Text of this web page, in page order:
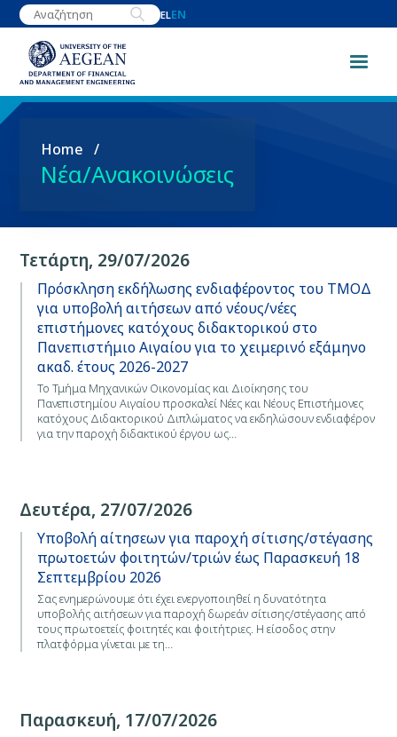
Skip
to
content
ELEN
Breadcrumb
Home
Νέα/Ανακοινώσεις
Τετάρτη, 29/07/2026
Πρόσκληση εκδήλωσης ενδιαφέροντος του ΤΜΟΔ
για υποβολή αιτήσεων από νέους/νέες
επιστήμονες κατόχους διδακτορικού στο
Πανεπιστήμιο Αιγαίου για το χειμερινό εξάμηνο
ακαδ. έτους 2026-2027
Το Τμήμα Μηχανικών Οικονομίας και Διοίκησης του
Πανεπιστημίου Αιγαίου προσκαλεί Νέες και Νέους Επιστήμονες
κατόχους Διδακτορικού Διπλώματος να εκδηλώσουν ενδιαφέρον
για την παροχή διδακτικού έργου ως…
Δευτέρα, 27/07/2026
Υποβολή αίτησεων για παροχή σίτισης/στέγασης
πρωτοετών φοιτητών/τριών έως Παρασκευή 18
Σεπτεμβρίου 2026
Σας ενημερώνουμε ότι έχει ενεργοποιηθεί η δυνατότητα
υποβολής αιτήσεων για παροχή δωρεάν σίτισης/στέγασης από
τους πρωτοετείς φοιτητές και φοιτήτριες. Η είσοδος στην
πλατφόρμα γίνεται με τη…
Παρασκευή, 17/07/2026